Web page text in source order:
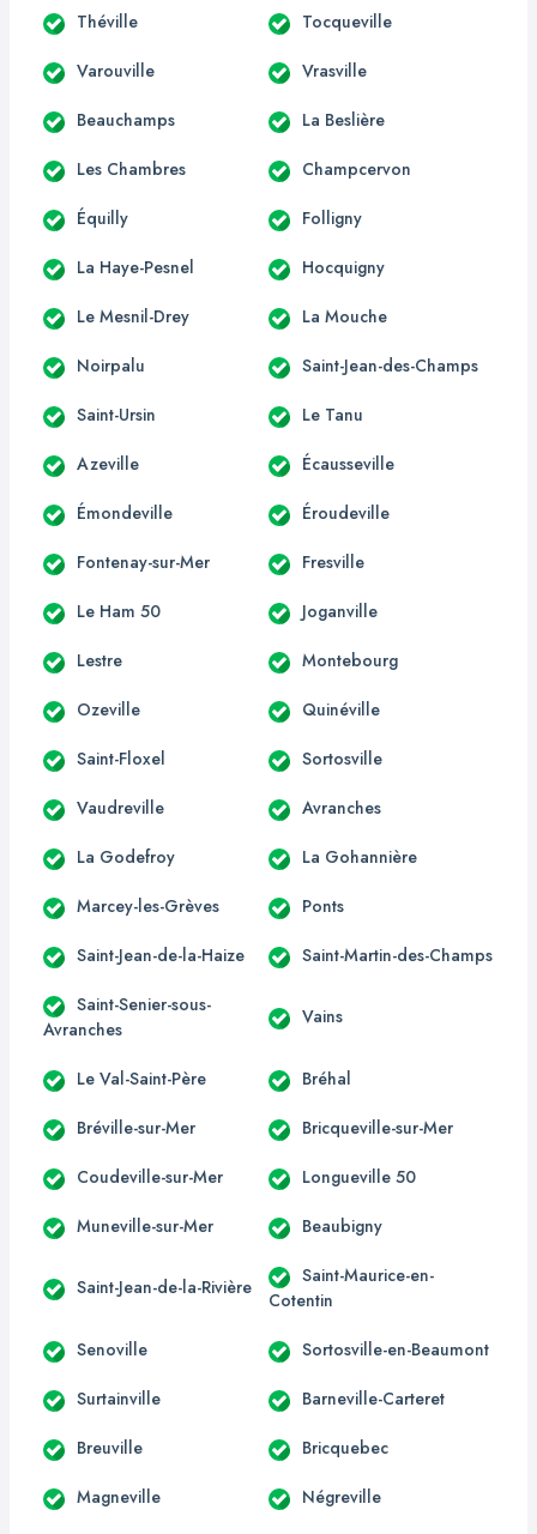
Théville Tocqueville
Varouville Vrasville
Beauchamps La Beslière
Les Chambres Champcervon
Équilly Folligny
La Haye-Pesnel Hocquigny
Le Mesnil-Drey La Mouche
Noirpalu Saint-Jean-des-Champs
Saint-Ursin Le Tanu
Azeville Écausseville
Émondeville Éroudeville
Fontenay-sur-Mer Fresville
Le Ham 50 Joganville
Lestre Montebourg
Ozeville Quinéville
Saint-Floxel Sortosville
Vaudreville Avranches
La Godefroy La Gohannière
Marcey-les-Grèves Ponts
Saint-Jean-de-la-Haize Saint-Martin-des-Champs
Saint-Senier-sous-
Avranches
Vains
Le Val-Saint-Père Bréhal
Bréville-sur-Mer Bricqueville-sur-Mer
Coudeville-sur-Mer Longueville 50
Muneville-sur-Mer Beaubigny
Saint-Jean-de-la-Rivière
Saint-Maurice-en-
Cotentin
Senoville Sortosville-en-Beaumont
Surtainville Barneville-Carteret
Breuville Bricquebec
Magneville Négreville